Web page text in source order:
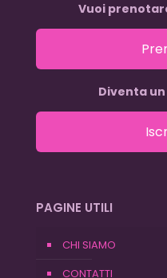
Vuoi
Diventa
PAGINE UTILI
CHI SIAMO
CONTATTI